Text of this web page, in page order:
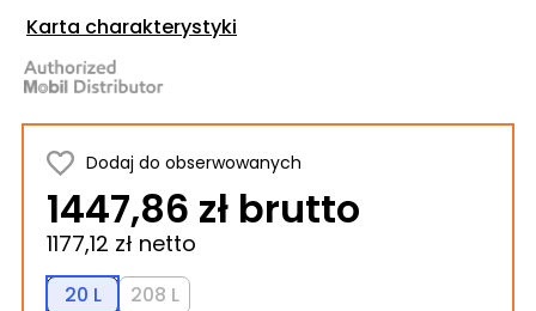
Karta charakterystyki
Dodaj do obserwowanych
1447,86 zł brutto
1177,12 zł netto
20 L 208 L